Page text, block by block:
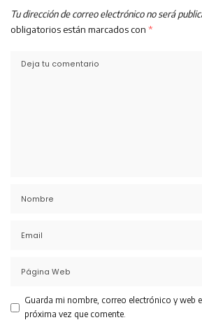
Tu dirección de correo electrónico no será
obligatorios están marcados con *
Guarda mi nombre, correo electrónico y web
próxima vez que comente.